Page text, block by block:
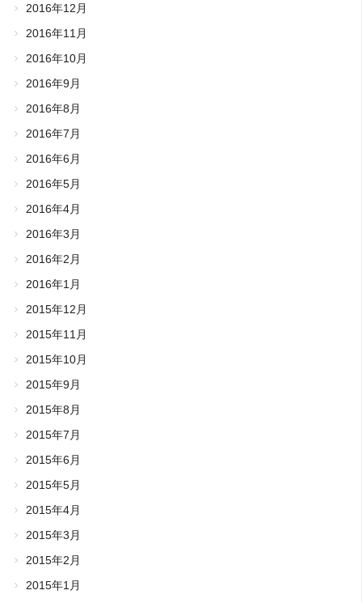
2016年12月
2016年11月
2016年10月
2016年9月
2016年8月
2016年7月
2016年6月
2016年5月
2016年4月
2016年3月
2016年2月
2016年1月
2015年12月
2015年11月
2015年10月
2015年9月
2015年8月
2015年7月
2015年6月
2015年5月
2015年4月
2015年3月
2015年2月
2015年1月